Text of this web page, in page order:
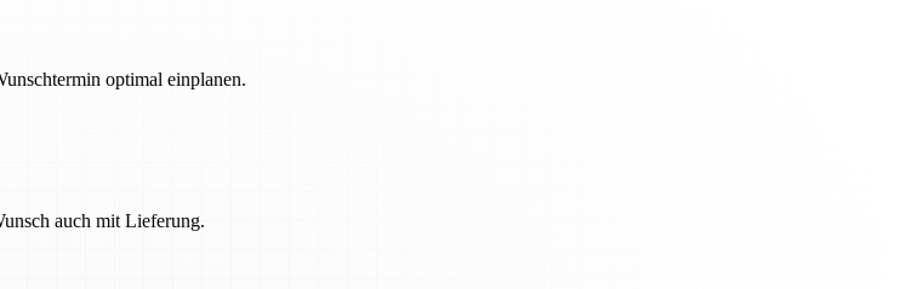
optimal einplanen.
auch mit Lieferung.